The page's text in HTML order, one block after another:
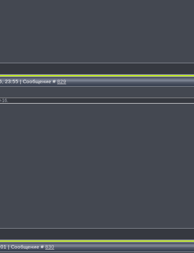
23:55 | Сообщение #829
16.
| Сообщение #830